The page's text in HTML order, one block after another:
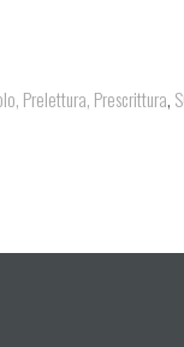
Prelettura, Prescrittura,